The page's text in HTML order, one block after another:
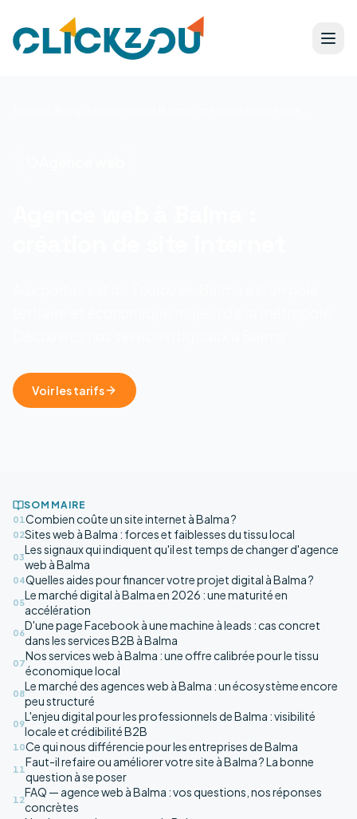
Voir les tarifs
SOMMAIRE
01 Combien coûte un site internet à Balma ?
02Sites web à Balma : forces et faiblesses du tissu local
03
Les signaux qui indiquent qu'il est temps de changer d'agence
web à Balma
04Quelles aides pour financer votre projet digital à Balma ?
05
Le marché digital à Balma en 2026 : une maturité en
accélération
06
D'une page Facebook à une machine à leads : cas concret
dans les services B2B à Balma
07
Nos services web à Balma : une offre calibrée pour le tissu
économique local
08
Le marché des agences web à Balma : un écosystème encore
peu structuré
09
L'enjeu digital pour les professionnels de Balma : visibilité
locale et crédibilité B2B
10Ce qui nous différencie pour les entreprises de Balma
11
Faut-il refaire ou améliorer votre site à Balma ? La bonne
question à se poser
12
FAQ — agence web à Balma : vos questions, nos réponses
concrètes